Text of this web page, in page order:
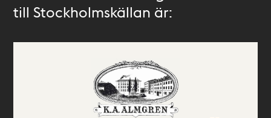
till Stockholmskällan är: